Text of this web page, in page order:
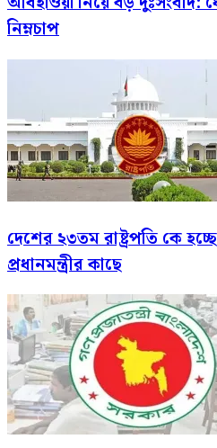
নিম্নচাপ
দেশের ২৩তম রাষ্ট্রপতি কে
প্রধানমন্ত্রীর কাছে